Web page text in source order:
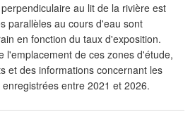
au lit de la rivière est
parallèles au cours d'eau sont
en fonction du taux d'exposition.
l'emplacement de ces zones d'étude,
et des informations concernant les
entre 2021 et 2026.